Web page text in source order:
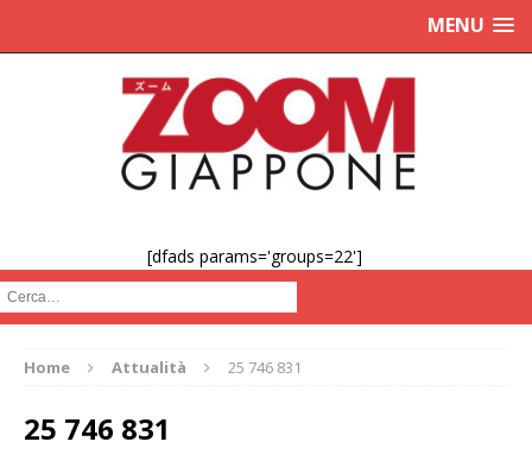
MENU
[dfads params='groups=22']
Cerca :
Home Attualità 25 746 831
25 746 831